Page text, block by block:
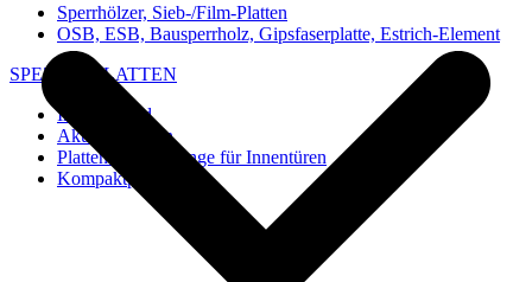
Sperrhölzer, Sieb-/Film-Platten
OSB, ESB, Bausperrholz, Gipsfaserplatte, Estrich-Element
SPEZIAL-PLATTEN
Imi-Verbund
Akustik-Platten
Platten und Rohlinge für Innentüren
Kompaktplatten